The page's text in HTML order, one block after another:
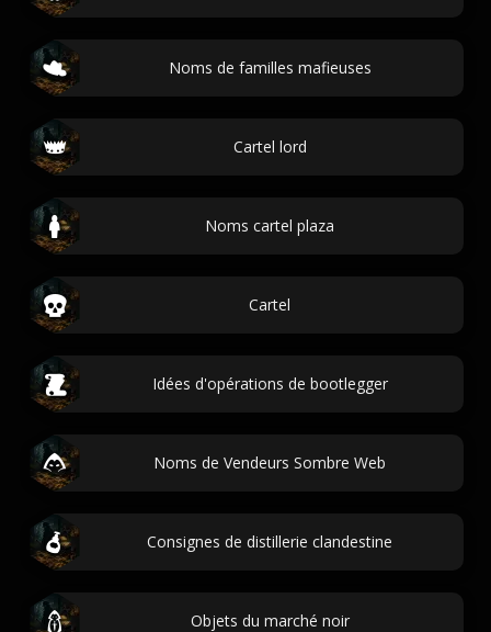
Noms de familles mafieuses
Cartel lord
Noms cartel plaza
Cartel
Idées d'opérations de bootlegger
Noms de Vendeurs Sombre Web
Consignes de distillerie clandestine
Objets du marché noir